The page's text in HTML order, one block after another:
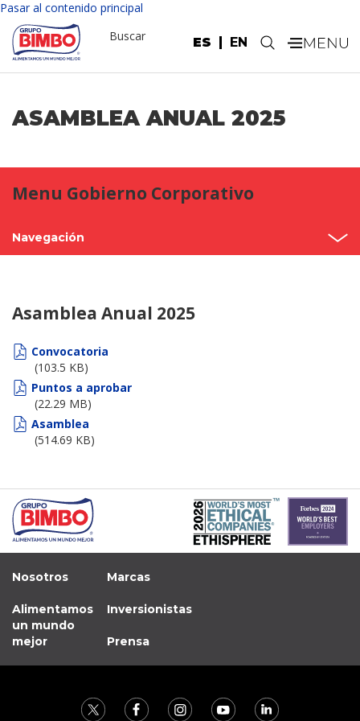
Pasar al contenido principal
ES EN
Buscar .
ASAMBLEA ANUAL 2025
Menu Gobierno Corporativo
Navegación
Estructura
Consejo de administración
Comités
Código de Gobierno Corporativo
Asamblea Anual 2025
Convocatoria
(103.5 KB)
Puntos a aprobar
(22.29 MB)
Asamblea
(514.69 KB)
Nosotros
Alimentamos
un mundo
mejor
Marcas
Inversionistas
Prensa